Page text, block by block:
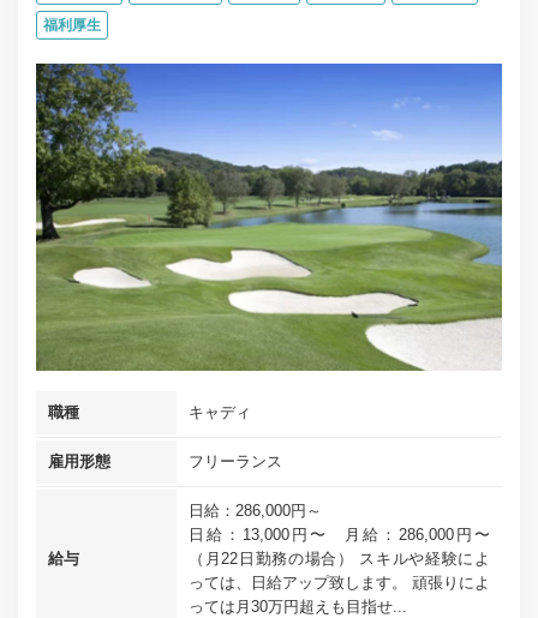
福利厚生
職種 キャディ
雇用形態 フリーランス
給与
日給：286,000円～
日給：13,000円〜 月給：286,000円〜
（月22日勤務の場合） スキルや経験によ
っては、日給アップ致します。 頑張りによ
っては月30万円超えも目指せ...